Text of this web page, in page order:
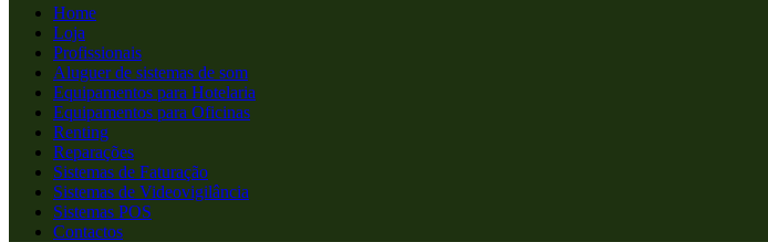
Home
Loja
Profissionais
Aluguer de sistemas de som
Equipamentos para Hotelaria
Equipamentos para Oficinas
Renting
Reparações
Sistemas de Faturação
Sistemas de Videovigilância
Sistemas POS
Contactos